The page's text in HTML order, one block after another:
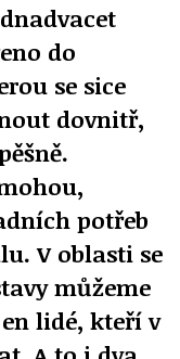
do
se sice
dovnitř,
potřeb
V oblasti se
můžeme
lidé, kteří v